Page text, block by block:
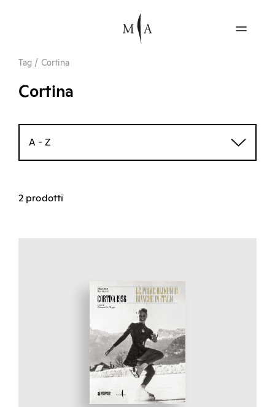
Tag / Cortina
Cortina
A - Z
2 prodotti